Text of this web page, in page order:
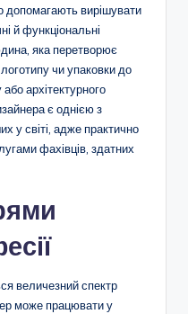
допомагають вирішувати
й функціональні
яка перетворює
чи упаковки до
архітектурного
є однією з
у світі, адже практично
фахівців, здатних
величезний спектр
може працювати у